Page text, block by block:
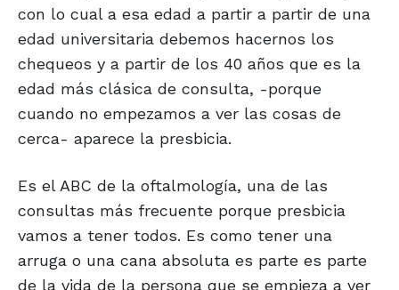
con lo cual a esa edad a partir a partir de una
edad universitaria debemos hacernos los
chequeos y a partir de los 40 años que es la
edad más clásica de consulta, -porque
cuando no empezamos a ver las cosas de
cerca- aparece la presbicia.
Es el ABC de la oftalmología, una de las
consultas más frecuente porque presbicia
vamos a tener todos. Es como tener una
arruga o una cana absoluta es parte es parte
de la vida de la persona que se empieza a ver